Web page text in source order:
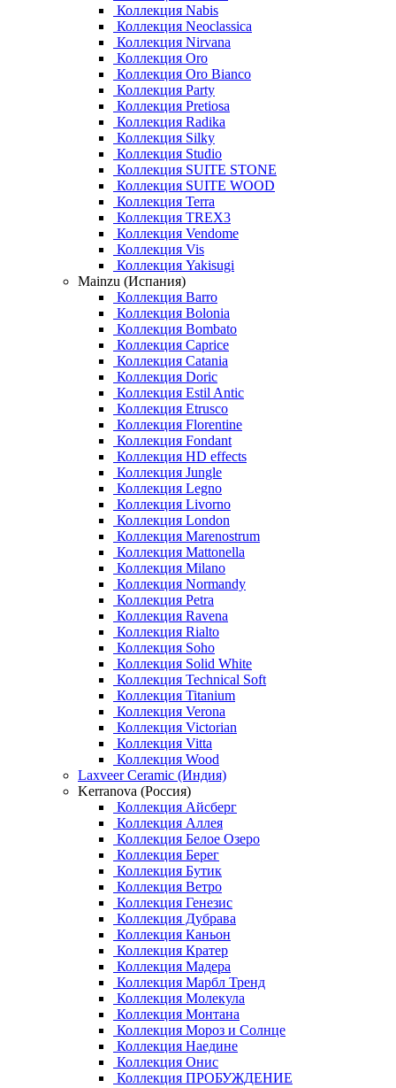
Коллекция Nabis
Коллекция Neoclassica
Коллекция Nirvana
Коллекция Oro
Коллекция Oro Bianco
Коллекция Party
Коллекция Pretiosa
Коллекция Radika
Коллекция Silky
Коллекция Studio
Коллекция SUITE STONE
Коллекция SUITE WOOD
Коллекция Terra
Коллекция TREX3
Коллекция Vendome
Коллекция Vis
Коллекция Yakisugi
Mainzu (Испания)
Коллекция Barro
Коллекция Bolonia
Коллекция Bombato
Коллекция Caprice
Коллекция Catania
Коллекция Doric
Коллекция Estil Antic
Коллекция Etrusco
Коллекция Florentine
Коллекция Fondant
Коллекция HD effects
Коллекция Jungle
Коллекция Legno
Коллекция Livorno
Коллекция London
Коллекция Marenostrum
Коллекция Mattonella
Коллекция Milano
Коллекция Normandy
Коллекция Petra
Коллекция Ravena
Коллекция Rialto
Коллекция Soho
Коллекция Solid White
Коллекция Technical Soft
Коллекция Titanium
Коллекция Verona
Коллекция Victorian
Коллекция Vitta
Коллекция Wood
Laxveer Ceramic (Индия)
Kerranova (Россия)
Коллекция Айсберг
Коллекция Аллея
Коллекция Белое Озеро
Коллекция Берег
Коллекция Бутик
Коллекция Ветро
Коллекция Генезис
Коллекция Дубрава
Коллекция Каньон
Коллекция Кратер
Коллекция Мадера
Коллекция Марбл Тренд
Коллекция Молекула
Коллекция Монтана
Коллекция Мороз и Солнце
Коллекция Наедине
Коллекция Онис
Коллекция ПРОБУЖДЕНИЕ